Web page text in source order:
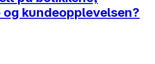
og kundeopplevelsen?